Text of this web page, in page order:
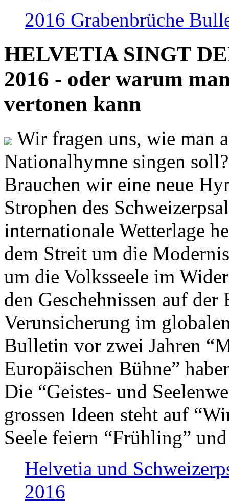
2016 Grabenbrüche
HELVETIA SINGT
2016 - oder warum
vertonen kann
Wir fragen uns, wie man
Nationalhymne singen
Brauchen wir eine neue
Strophen des
internationale Wetterlage
dem Streit um die
um die Volksseele im
den Geschehnissen auf
Verunsicherung im
Bulletin vor zwei Jahren
Europäischen Bühne”
Die “Geistes- und
grossen Ideen steht auf
Seele feiern “Frühling”
Helvetia und
2016